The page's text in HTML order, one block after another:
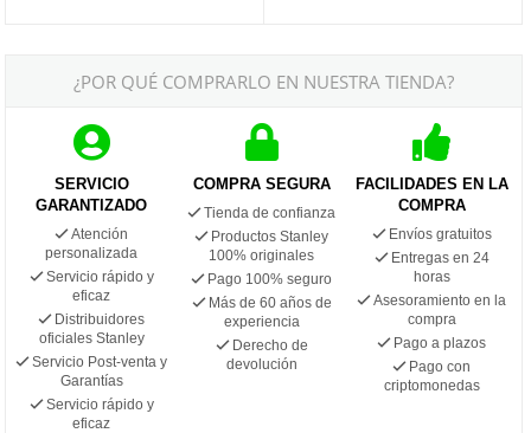
¿POR QUÉ COMPRARLO EN NUESTRA TIENDA?
SERVICIO
GARANTIZADO
Atención
personalizada
Servicio rápido y
eficaz
Distribuidores
oficiales Stanley
Servicio Post-venta y
Garantías
Servicio rápido y
eficaz
COMPRA SEGURA
Tienda de confianza
Productos Stanley
100% originales
Pago 100% seguro
Más de 60 años de
experiencia
Derecho de
devolución
FACILIDADES EN LA
COMPRA
Envíos gratuitos
Entregas en 24
horas
Asesoramiento en la
compra
Pago a plazos
Pago con
criptomonedas